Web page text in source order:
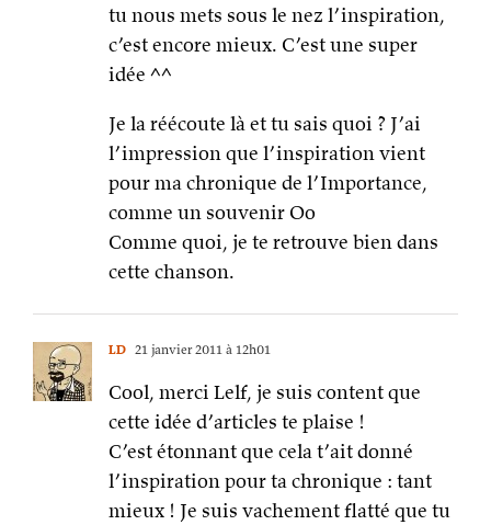
tu nous mets sous le nez l’inspiration,
c’est encore mieux. C’est une super
idée ^^
Je la réécoute là et tu sais quoi ? J’ai
l’impression que l’inspiration vient
pour ma chronique de l’Importance,
comme un souvenir Oo
Comme quoi, je te retrouve bien dans
cette chanson.
LD 21 janvier 2011 à 12h01
Cool, merci Lelf, je suis content que
cette idée d’articles te plaise !
C’est étonnant que cela t’ait donné
l’inspiration pour ta chronique : tant
mieux ! Je suis vachement flatté que tu